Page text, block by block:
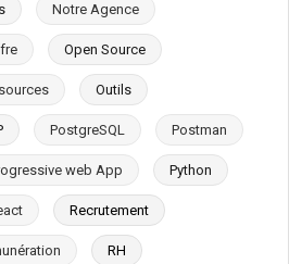
Notre Agence
Open Source
Outils
PostgreSQL Postman
web App Python
Recrutement
RH